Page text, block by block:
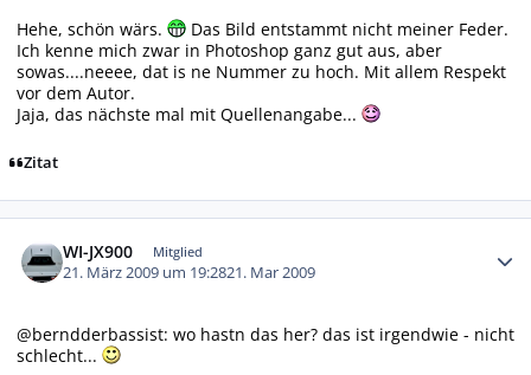
Hehe, schön wärs.
Das Bild entstammt nicht meiner Feder.
Ich kenne mich zwar in Photoshop ganz gut aus, aber
sowas....neeee, dat is ne Nummer zu hoch. Mit allem Respekt
vor dem Autor.
Jaja, das nächste mal mit Quellenangabe...
Zitat
WI-JX900 Mitglied
21. März 2009 um 19:2821. Mar 2009
@berndderbassist: wo hastn das her? das ist irgendwie - nicht
schlecht...